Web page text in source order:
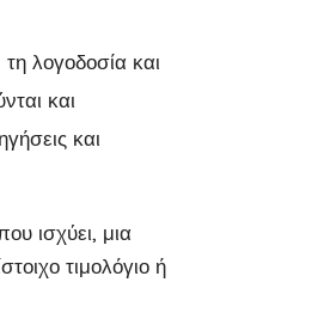
λογοδοσία και
και
και
ισχύει, μια
τιμολόγιο ή